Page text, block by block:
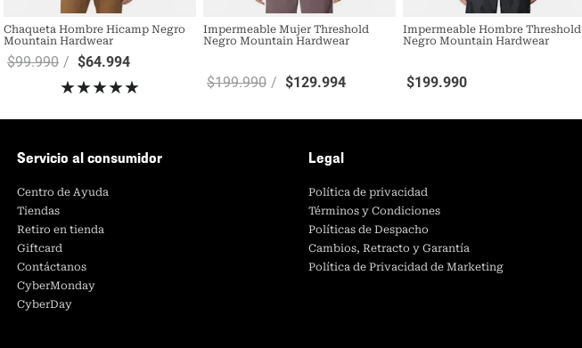
Chaqueta Hombre Hicamp Negro
Mountain Hardwear
$99.990 $64.994
★★★★★
Impermeable Mujer Threshold
Negro Mountain Hardwear
$199.990 $129.994
Impermeable Hombre Threshold
Negro Mountain Hardwear
$199.990
Servicio al consumidor
Centro de Ayuda
Tiendas
Retiro en tienda
Giftcard
Contáctanos
CyberMonday
CyberDay
Legal
Política de privacidad
Términos y Condiciones
Políticas de Despacho
Cambios, Retracto y Garantía
Política de Privacidad de Marketing